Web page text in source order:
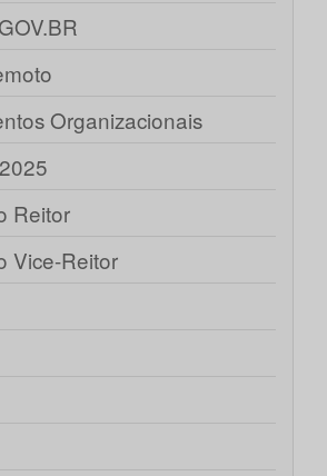
Organizacionais
Reitor
Vice-Reitor